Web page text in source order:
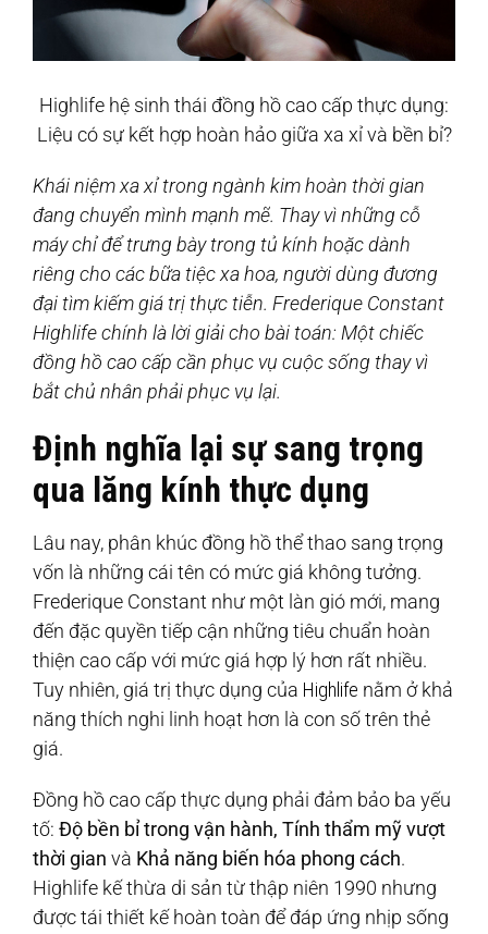
Highlife hệ sinh thái đồng hồ cao cấp thực dụng:
Liệu có sự kết hợp hoàn hảo giữa xa xỉ và bền bỉ?
Khái niệm xa xỉ trong ngành kim hoàn thời gian
đang chuyển mình mạnh mẽ. Thay vì những cỗ
máy chỉ để trưng bày trong tủ kính hoặc dành
riêng cho các bữa tiệc xa hoa, người dùng đương
đại tìm kiếm giá trị thực tiễn. Frederique Constant
Highlife chính là lời giải cho bài toán: Một chiếc
đồng hồ cao cấp cần phục vụ cuộc sống thay vì
bắt chủ nhân phải phục vụ lại.
Định nghĩa lại sự sang trọng
qua lăng kính thực dụng
Lâu nay, phân khúc đồng hồ thể thao sang trọng
vốn là những cái tên có mức giá không tưởng.
Frederique Constant như một làn gió mới, mang
đến đặc quyền tiếp cận những tiêu chuẩn hoàn
thiện cao cấp với mức giá hợp lý hơn rất nhiều.
Tuy nhiên, giá trị thực dụng của Highlife nằm ở khả
năng thích nghi linh hoạt hơn là con số trên thẻ
giá.
Đồng hồ cao cấp thực dụng phải đảm bảo ba yếu
tố: Độ bền bỉ trong vận hành, Tính thẩm mỹ vượt
thời gian và Khả năng biến hóa phong cách.
Highlife kế thừa di sản từ thập niên 1990 nhưng
được tái thiết kế hoàn toàn để đáp ứng nhịp sống